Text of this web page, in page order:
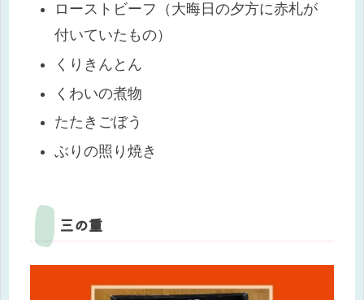
ローストビーフ（大晦日の夕方に赤札が
付いていたもの）
くりきんとん
くわいの煮物
たたきごぼう
ぶりの照り焼き
三の重